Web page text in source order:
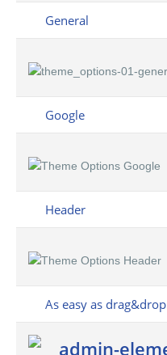
General
Google
Header
As easy as drag&drop